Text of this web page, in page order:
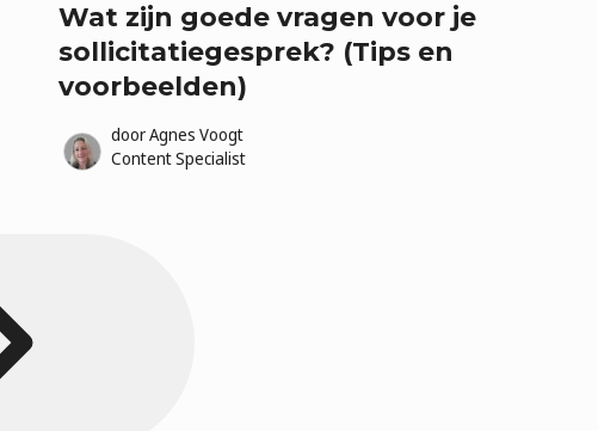
Wat zijn goede vragen voor je
sollicitatiegesprek? (Tips en
voorbeelden)
doorAgnes Voogt
Content Specialist